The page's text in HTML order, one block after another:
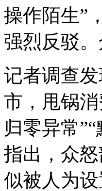
操作陌生”
强烈反驳
记者调查
市，甩锅
归零异常
指出，众
似被人为